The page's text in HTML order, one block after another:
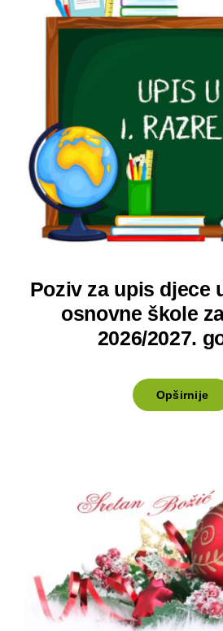
Poziv za upis djece
osnovne škole
2026/2027.
Opširnije